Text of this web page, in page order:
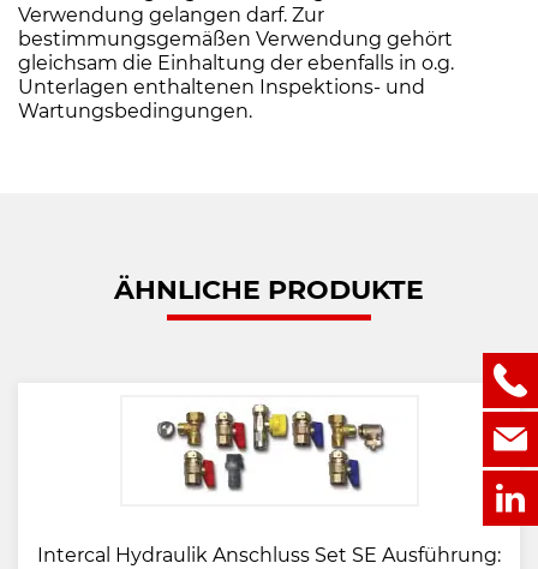
Verwendung gelangen darf. Zur
bestimmungsgemäßen Verwendung gehört
gleichsam die Einhaltung der ebenfalls in o.g.
Unterlagen enthaltenen Inspektions- und
Wartungsbedingungen.
ÄHNLICHE PRODUKTE
Intercal Hydraulik Anschluss Set SE Ausführung: